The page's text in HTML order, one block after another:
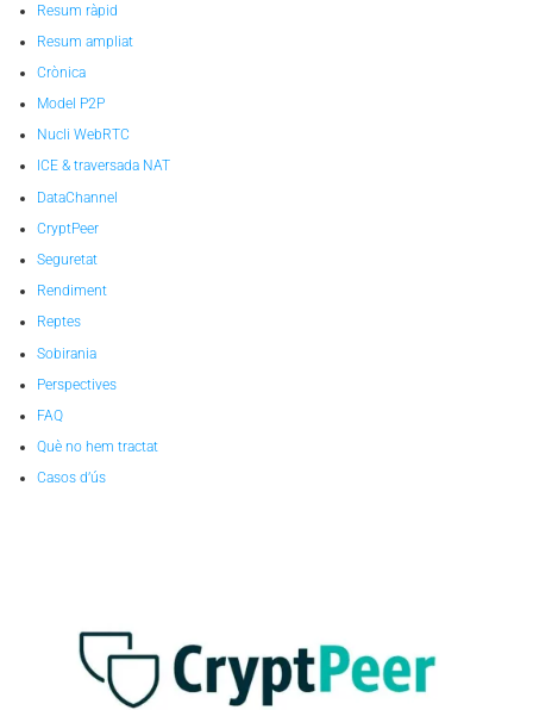
Resum ràpid
Resum ampliat
Crònica
Model P2P
Nucli WebRTC
ICE & traversada NAT
DataChannel
CryptPeer
Seguretat
Rendiment
Reptes
Sobirania
Perspectives
FAQ
Què no hem tractat
Casos d’ús